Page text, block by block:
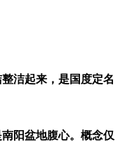
洁起来，是国度定名
阳盆地腹心。概念仅